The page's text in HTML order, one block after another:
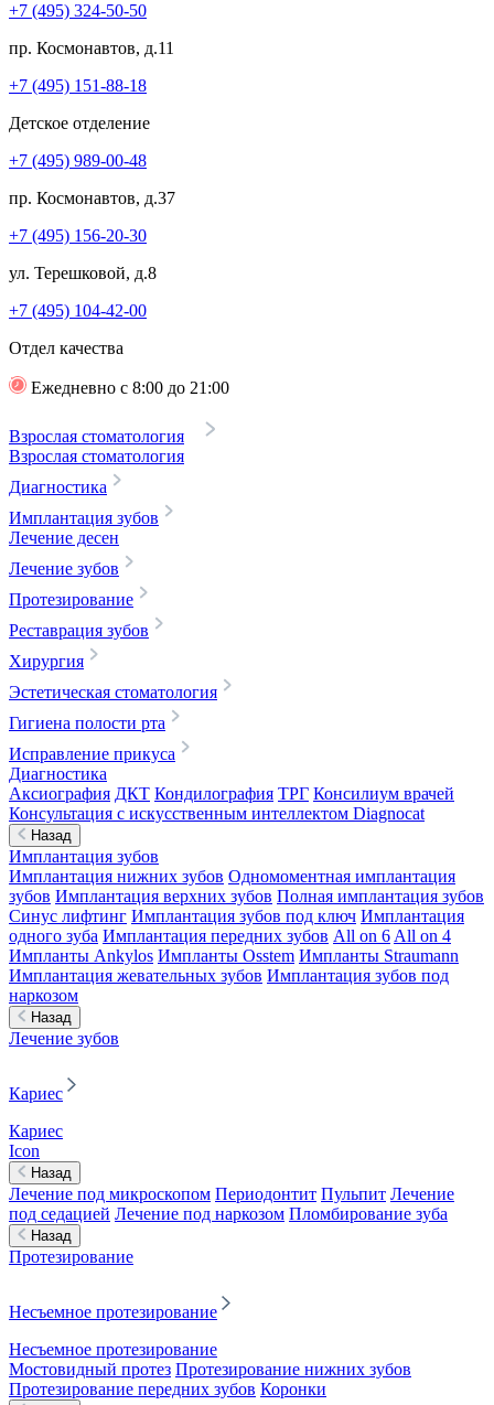
+7 (495) 324-50-50
пр. Космонавтов, д.11
+7 (495) 151-88-18
Детское отделение
+7 (495) 989-00-48
пр. Космонавтов, д.37
+7 (495) 156-20-30
ул. Терешковой, д.8
+7 (495) 104-42-00
Отдел качества
Ежедневно с 8:00 до 21:00
Взрослая стоматология
Взрослая стоматология
Диагностика
Имплантация зубов
Лечение десен
Лечение зубов
Протезирование
Реставрация зубов
Хирургия
Эстетическая стоматология
Гигиена полости рта
Исправление прикуса
Диагностика
Аксиография ДКТ Кондилография ТРГ Консилиум врачей
Консультация с искусственным интеллектом Diagnocat
Назад
Имплантация зубов
Имплантация нижних зубов Одномоментная имплантация
зубов Имплантация верхних зубов Полная имплантация зубов
Синус лифтинг Имплантация зубов под ключ Имплантация
одного зуба Имплантация передних зубов All on 6 All on 4
Импланты Ankylos Импланты Osstem Импланты Straumann
Имплантация жевательных зубов Имплантация зубов под
наркозом
Назад
Лечение зубов
Кариес
Кариес
Icon
Назад
Лечение под микроскопом Периодонтит Пульпит Лечение
под седацией Лечение под наркозом Пломбирование зуба
Назад
Протезирование
Несъемное протезирование
Несъемное протезирование
Мостовидный протез Протезирование нижних зубов
Протезирование передних зубов Коронки